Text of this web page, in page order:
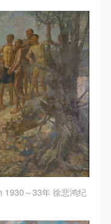
1930～33年 徐悲鸿纪